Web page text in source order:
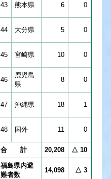
43 熊本県 6 0
44 大分県 5 0
45 宮崎県 10 0
46
鹿児島
県
8 0
47 沖縄県 18 1
48 国外 11 0
合 計 20,208 △ 10
福島県内避
難者数
14,098 △ 3